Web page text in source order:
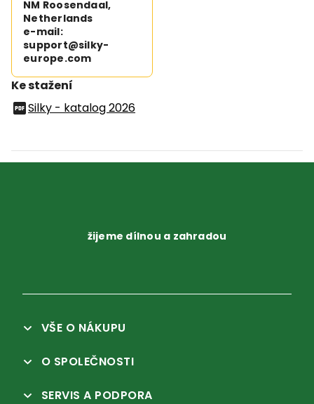
NM Roosendaal,
Netherlands
e-mail:
support@silky-
europe.com
Ke stažení
Silky - katalog 2026
žijeme dílnou a zahradou
VŠE O NÁKUPU
O SPOLEČNOSTI
SERVIS A PODPORA